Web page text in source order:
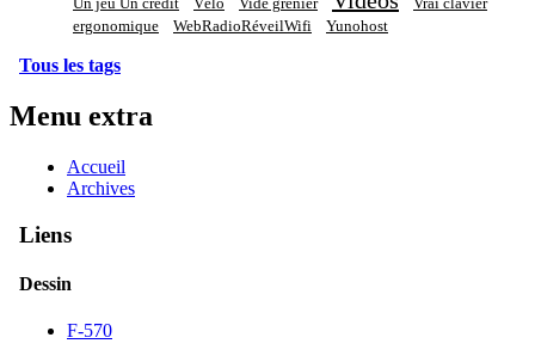
Un jeu Un crédit Vélo Vide grenier
Vrai clavier
ergonomique
WebRadioRéveilWifi Yunohost
Tous les tags
Menu extra
Accueil
Archives
Liens
Dessin
F-570